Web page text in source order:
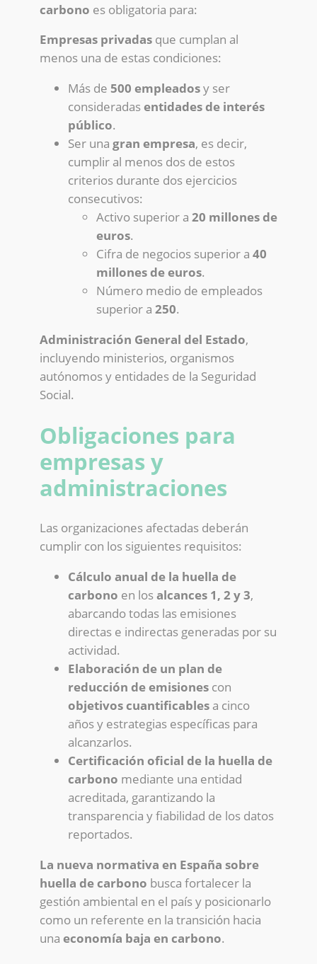
carbono es obligatoria para:
Empresas privadasque cumplan al
menos una de estas condiciones:
Más de 500 empleadosy ser
consideradasentidades de interés
público.
Ser una gran empresa, es decir,
cumplir al menos dos de estos
criterios durante dos ejercicios
consecutivos:
Activo superior a 20 millones de
euros.
Cifra de negocios superior a 40
millones de euros.
Número medio de empleados
superior a 250.
Administración General del Estado,
incluyendo ministerios, organismos
autónomos y entidades de la Seguridad
Social.
Obligaciones para
empresas y
administraciones
Las organizaciones afectadas deberán
cumplir con los siguientes requisitos:
Cálculo anual de la huella de
carbono en losalcances 1, 2 y 3,
abarcando todas las emisiones
directas e indirectas generadas por su
actividad.
Elaboración de un plan de
reducción de emisionescon
objetivos cuantificablesa cinco
años y estrategias específicas para
alcanzarlos.
Certificación oficial de la huella de
carbono mediante una entidad
acreditada, garantizando la
transparencia y fiabilidad de los datos
reportados.
La nueva normativa en España sobre
huella de carbono busca fortalecer la
gestión ambiental en el país y posicionarlo
como un referente en la transición hacia
una economía baja en carbono.